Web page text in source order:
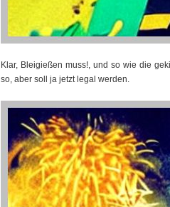
Klar, Bleigießen muss!, und so wie die
so, aber soll ja jetzt legal werden.